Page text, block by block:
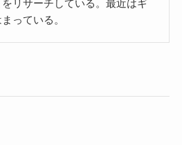
リサーチしている。最近はギ
っている。